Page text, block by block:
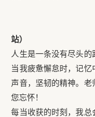
赞美教
站）
人生是一条没有尽头的
当我疲惫懈怠时，记
声音，坚韧的精神。
您忘怀！
每当收获的时刻，我